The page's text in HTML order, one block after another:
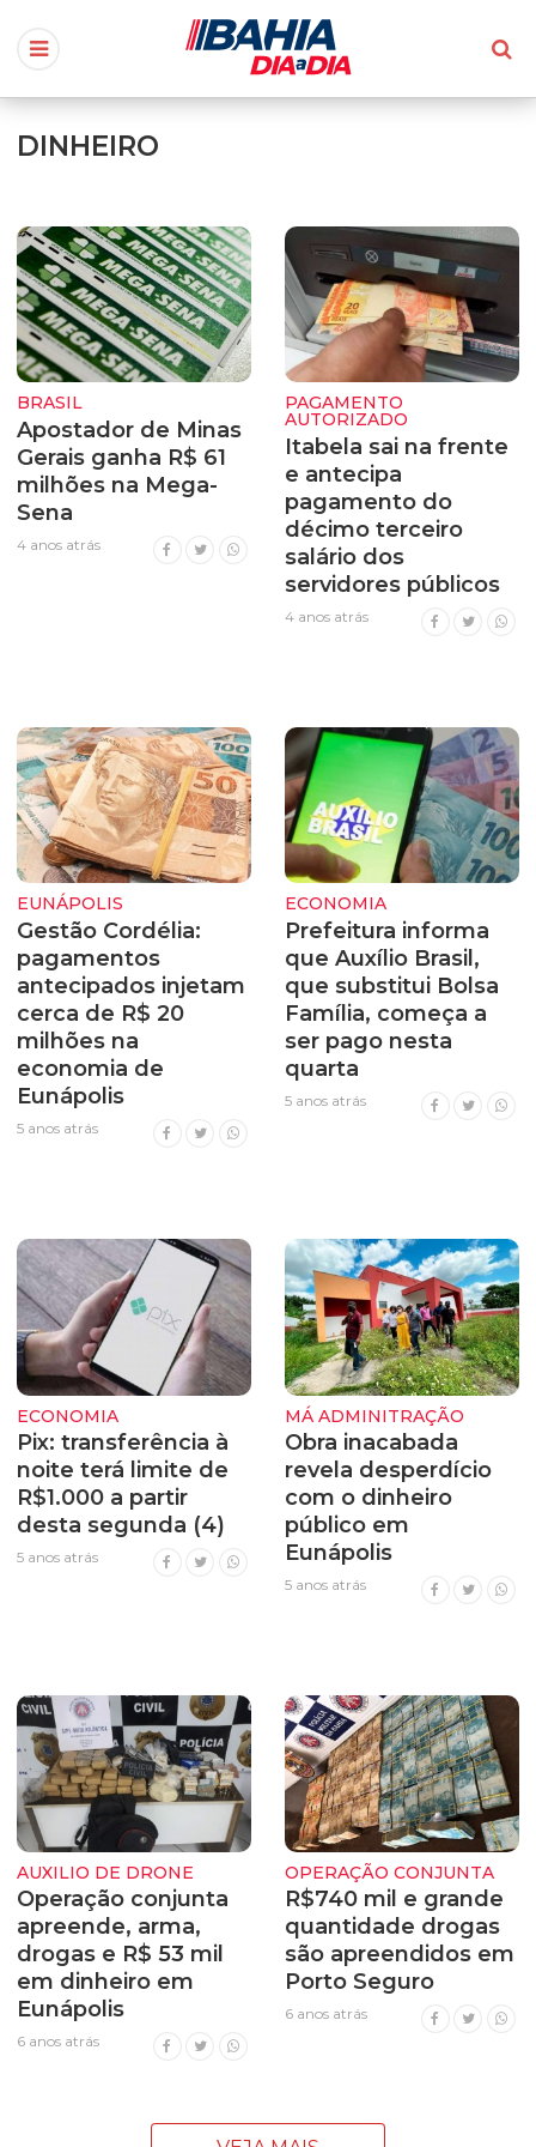
DINHEIRO
BRASIL
Apostador de Minas
Gerais ganha R$ 61
milhões na Mega-
Sena
4 anos atrás
PAGAMENTO
AUTORIZADO
Itabela sai na frente
e antecipa
pagamento do
décimo terceiro
salário dos
servidores públicos
4 anos atrás
EUNÁPOLIS
Gestão Cordélia:
pagamentos
antecipados injetam
cerca de R$ 20
milhões na
economia de
Eunápolis
5 anos atrás
ECONOMIA
Prefeitura informa
que Auxílio Brasil,
que substitui Bolsa
Família, começa a
ser pago nesta
quarta
5 anos atrás
ECONOMIA
Pix: transferência à
noite terá limite de
R$1.000 a partir
desta segunda (4)
5 anos atrás
MÁ ADMINITRAÇÃO
Obra inacabada
revela desperdício
com o dinheiro
público em
Eunápolis
5 anos atrás
AUXILIO DE DRONE
Operação conjunta
apreende, arma,
drogas e R$ 53 mil
em dinheiro em
Eunápolis
6 anos atrás
OPERAÇÃO CONJUNTA
R$740 mil e grande
quantidade drogas
são apreendidos em
Porto Seguro
6 anos atrás